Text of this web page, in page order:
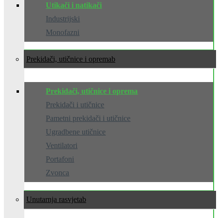
Utikači i natikači
Industrijski
Monofazni
Prekidači, utičnice i oprema
Prekidači, utičnice i oprema
Prekidači i utičnice
Pametni prekidači i utičnice
Ugradbene utičnice
Ventilatori
Portafoni
Zvonca
Unutarnja rasvjeta